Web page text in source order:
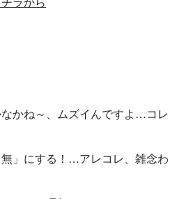
かね～、ムズイんですよ…コレ
」にする！…アレコレ、雑念わ